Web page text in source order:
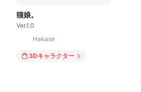
猫娘。
Ver.1.0
Hakase
3Dキャラクター